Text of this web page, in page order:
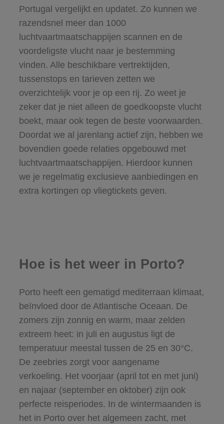
Portugal vergelijkt en updatet. Zo kunnen we
razendsnel meer dan 1000
luchtvaartmaatschappijen scannen en de
voordeligste vlucht naar je bestemming
vinden. Alle beschikbare vertrektijden,
tussenstops en tarieven zetten we
overzichtelijk voor je op een rij. Zo weet je
zeker dat je niet alleen de goedkoopste vlucht
boekt, maar ook tegen de beste voorwaarden.
Doordat we al jarenlang actief zijn, hebben we
bovendien goede relaties opgebouwd met
luchtvaartmaatschappijen. Hierdoor kunnen
we je regelmatig exclusieve aanbiedingen en
extra kortingen op vliegtickets geven.
Hoe is het weer in Porto?
Porto heeft een gematigd mediterraan klimaat,
beïnvloed door de Atlantische Oceaan. De
zomers zijn zonnig en warm, maar zelden
extreem heet: in juli en augustus ligt de
temperatuur meestal tussen de 25 en 30°C.
De zeebries zorgt voor aangename
verkoeling. Het voorjaar (april tot en met juni)
en najaar (september en oktober) zijn ook
perfecte reisperiodes. In de wintermaanden is
het in Porto over het algemeen zacht, met